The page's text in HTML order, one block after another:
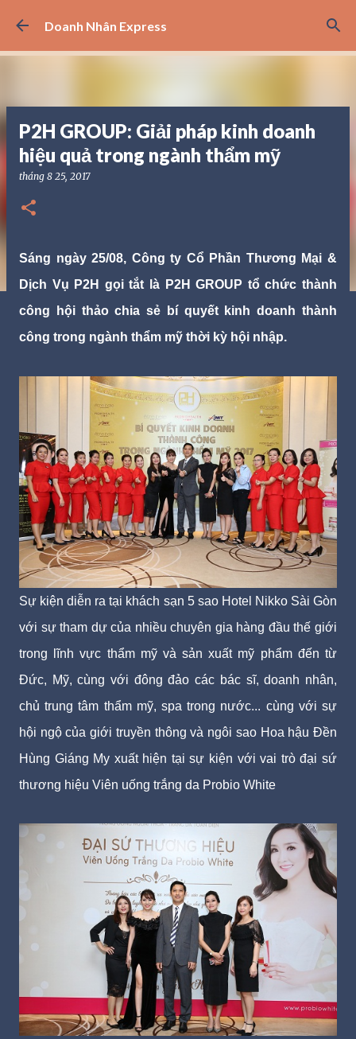
Chuyển đến nội dung chính
Doanh Nhân Express
P2H GROUP: Giải pháp kinh doanh
hiệu quả trong ngành thẩm mỹ
tháng 8 25, 2017
Sáng ngày 25/08, Công ty Cổ Phần Thương Mại &
Dịch Vụ P2H gọi tắt là P2H GROUP tổ chức thành
công hội thảo chia sẻ bí quyết kinh doanh thành
công trong ngành thẩm mỹ thời kỳ hội nhập.
Sự kiện diễn ra tại khách sạn 5 sao Hotel Nikko Sài Gòn
với sự tham dự của nhiều chuyên gia hàng đầu thế giới
trong lĩnh vực thẩm mỹ và sản xuất mỹ phẩm đến từ
Đức, Mỹ, cùng với đông đảo các bác sĩ, doanh nhân,
chủ trung tâm thẩm mỹ, spa trong nước... cùng với sự
hội ngộ của giới truyền thông và ngôi sao Hoa hậu Đền
Hùng Giáng My xuất hiện tại sự kiện với vai trò đại sứ
thương hiệu Viên uống trắng da Probio White